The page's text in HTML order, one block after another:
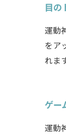
目の
運動
をア
れま
ゲー
運動